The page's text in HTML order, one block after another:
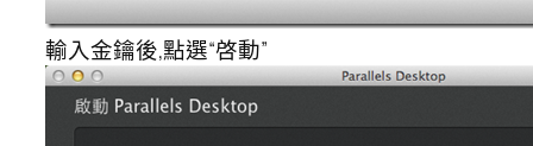
輸入金鑰後,點選“啓動”